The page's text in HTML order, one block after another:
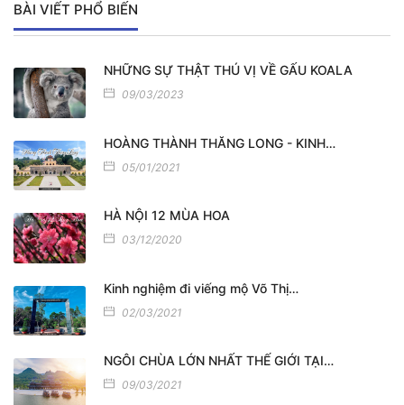
BÀI VIẾT PHỔ BIẾN
NHỮNG SỰ THẬT THÚ VỊ VỀ GẤU KOALA
09/03/2023
HOÀNG THÀNH THĂNG LONG - KINH…
05/01/2021
HÀ NỘI 12 MÙA HOA
03/12/2020
Kinh nghiệm đi viếng mộ Võ Thị…
02/03/2021
NGÔI CHÙA LỚN NHẤT THẾ GIỚI TẠI…
09/03/2021